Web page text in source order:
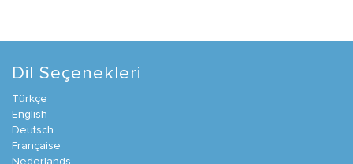
Dil Seçenekleri
Türkçe
English
Deutsch
Française
Nederlands